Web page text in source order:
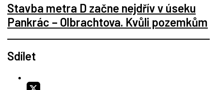
Stavba metra D začne nejdřív v úseku
Pankrác – Olbrachtova. Kvůli pozemkům
Sdílet